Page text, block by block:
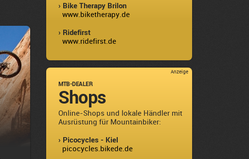
› Bike Therapy Brilon
www.biketherapy.de
› Ridefirst
www.ridefirst.de
Anzeige
MTB-DEALER
Shops
Online-Shops und lokale Händler mit
Ausrüstung für Mountainbiker:
› Picocycles - Kiel
picocycles.bikede.de